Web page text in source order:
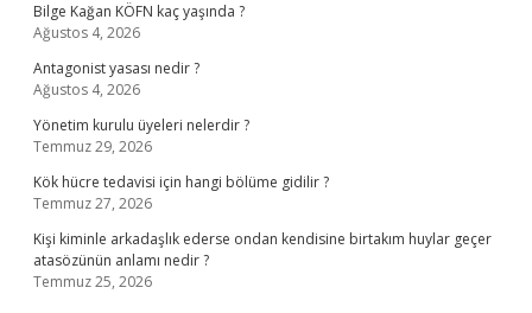
Bilge Kağan KÖFN kaç yaşında ?
Ağustos 4, 2026
Antagonist yasası nedir ?
Ağustos 4, 2026
Yönetim kurulu üyeleri nelerdir ?
Temmuz 29, 2026
Kök hücre tedavisi için hangi bölüme gidilir ?
Temmuz 27, 2026
Kişi kiminle arkadaşlık ederse ondan kendisine birtakım huylar geçer
atasözünün anlamı nedir ?
Temmuz 25, 2026